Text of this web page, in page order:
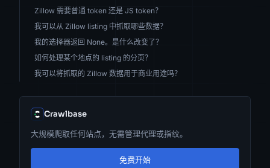
Zillow 需要普通 token 还是 JS token？
我可以从 Zillow listing 中抓取哪些数据？
我的选择器返回 None。是什么改变了？
如何处理某个地点的 listing 的分页？
我可以将抓取的 Zillow 数据用于商业用途吗？
Crawlbase
大规模爬取任何站点，无需管理代理或指纹。
免费开始